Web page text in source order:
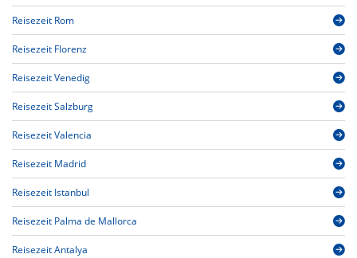
Reisezeit Rom
Reisezeit Florenz
Reisezeit Venedig
Reisezeit Salzburg
Reisezeit Valencia
Reisezeit Madrid
Reisezeit Istanbul
Reisezeit Palma de Mallorca
Reisezeit Antalya